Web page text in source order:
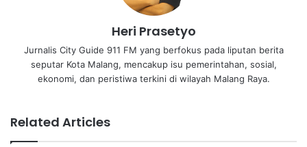
Heri Prasetyo
Jurnalis City Guide 911 FM yang berfokus pada liputan berita
seputar Kota Malang, mencakup isu pemerintahan, sosial,
ekonomi, dan peristiwa terkini di wilayah Malang Raya.
Related Articles